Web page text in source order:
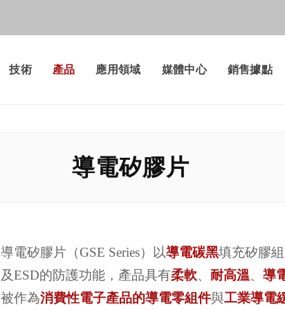
技術 產品 應用領域 媒體中心 銷售據點
導電矽膠片
導電矽膠片（GSE Series）以導電碳黑填充矽膠
及ESD的防護功能，產品具有柔軟、 耐高溫、導
被作為消費性電子產品的導電零組件與工業導電